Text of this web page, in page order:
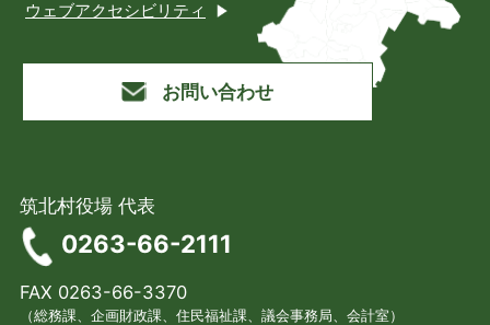
ウェブアクセシビリティ
お問い合わせ
筑北村役場 代表
0263-66-2111
FAX 0263-66-3370
（総務課、企画財政課、住民福祉課、議会事務局、会計室）